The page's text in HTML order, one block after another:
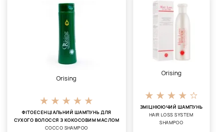
Orising
ФІТОЕСЕНЦІАЛЬНИЙ ШАМПУНЬ ДЛЯ
СУХОГО ВОЛОССЯ З КОКОСОВИМ МАСЛОМ
COCCO SHAMPOO
Orising
ЗМІЦНЮЮЧИЙ ШАМПУНЬ
HAIR LOSS SYSTEM
SHAMPOO